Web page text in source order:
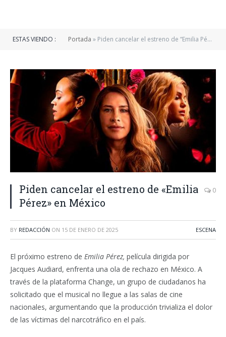
ESTAS VIENDO : Portada » Piden cancelar el estreno de “Emilia Pérez” en México
Piden cancelar el estreno de «Emilia
Pérez» en México
0
BY REDACCIÓN ON 15 DE ENERO DE 2025 ESCENA
El próximo estreno de Emilia Pérez, película dirigida por
Jacques Audiard, enfrenta una ola de rechazo en México. A
través de la plataforma Change, un grupo de ciudadanos ha
solicitado que el musical no llegue a las salas de cine
nacionales, argumentando que la producción trivializa el dolor
de las víctimas del narcotráfico en el país.